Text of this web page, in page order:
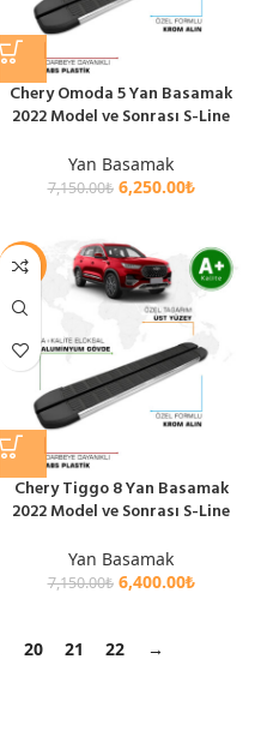
Chery Omoda 5 Yan Basamak
2022 Model ve Sonrası S-Line
Yan Basamak
7,150.00₺ 6,250.00₺
-10%
Chery Tiggo 8 Yan Basamak
2022 Model ve Sonrası S-Line
Yan Basamak
7,150.00₺ 6,400.00₺
20 21 22 →